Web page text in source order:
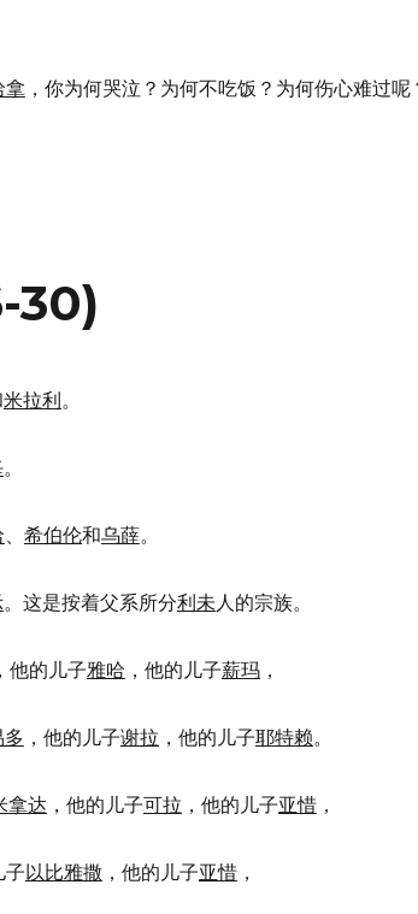
拿，你为何哭泣？为何不吃饭？为何伤心难过呢
30)
米拉利。
。
、 希伯伦和乌薛。
。这是按着父系所分利未人的宗族。
他的儿子雅哈 ，他的儿子薪玛，
多 ，他的儿子谢拉 ，他的儿子耶特赖。
拿达 ，他的儿子可拉 ，他的儿子亚惜，
子以比雅撒，他的儿子亚惜，